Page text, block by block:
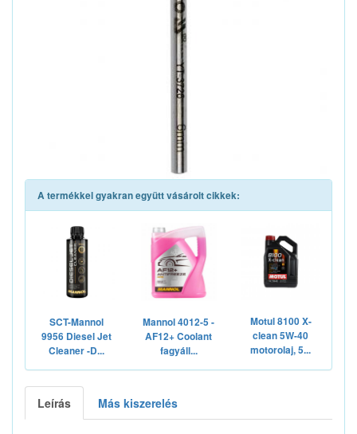
A termékkel gyakran együtt vásárolt cikkek:
SCT-Mannol
9956 Diesel Jet
Cleaner -D...
Mannol 4012-5 -
AF12+ Coolant
fagyáll...
Motul 8100 X-
clean 5W-40
motorolaj, 5...
Leírás Más kiszerelés